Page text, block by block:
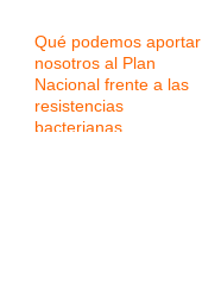
Qué podemos aportar
nosotros al Plan
Nacional frente a las
resistencias
bacterianas